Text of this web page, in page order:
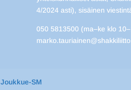
4/2024 asti), sisäinen
050 5813500 (ma–ke klo
Joukkue-SM